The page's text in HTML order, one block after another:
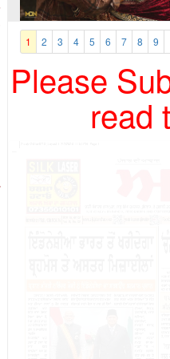
1 2 3 4 5 6 7 8 9
Please
read